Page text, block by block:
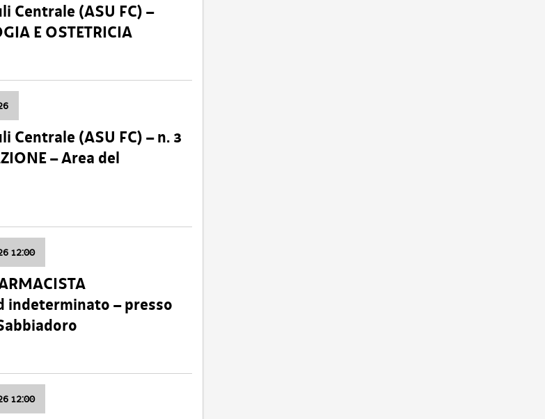
Centrale (ASU FC) –
E OSTETRICIA
(ASU FC) – n. 3
– Area del
12:00
indeterminato – presso
12:00